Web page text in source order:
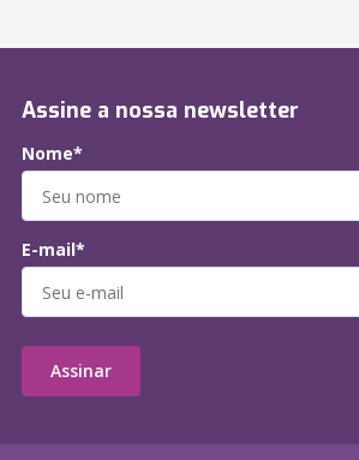
Assine a nossa newsletter
Nome*
E-mail*
Assinar